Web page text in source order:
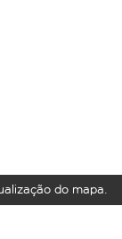
do mapa.